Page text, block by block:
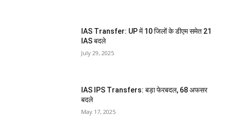
IAS Transfer: UP में 10 जिलों के डीएम समेत 21
IAS बदले
July 29, 2025
IAS IPS Transfers: बड़ा फेरबदल, 68 अफसर
बदले
May 17, 2025